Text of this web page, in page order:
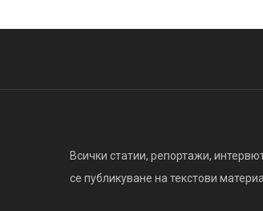
Всички статии, репортажи,
се публикуване на текстови